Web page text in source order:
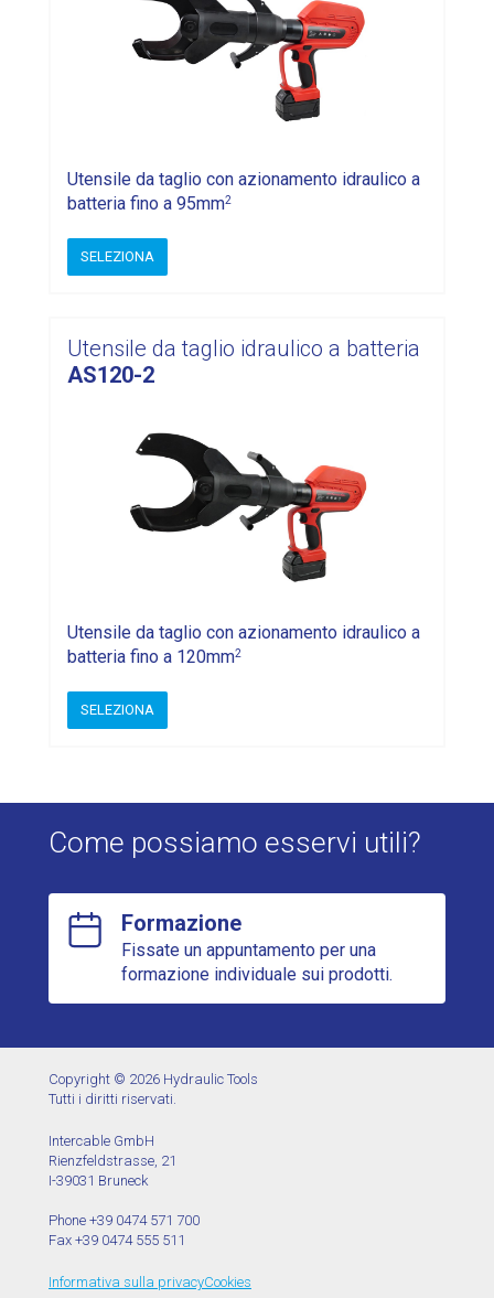
Utensile da taglio con azionamento idraulico a
batteria fino a 95mm2
SELEZIONA
Utensile da taglio idraulico a batteria
AS120-2
Utensile da taglio con azionamento idraulico a
batteria fino a 120mm2
SELEZIONA
Come possiamo esservi utili?
Formazione
Fissate un appuntamento per una
formazione individuale sui prodotti.
Copyright © 2026 Hydraulic Tools
Tutti i diritti riservati.
Intercable GmbH
Rienzfeldstrasse, 21
I-39031 Bruneck
Phone +39 0474 571 700
Fax +39 0474 555 511
Informativa sulla privacyCookies